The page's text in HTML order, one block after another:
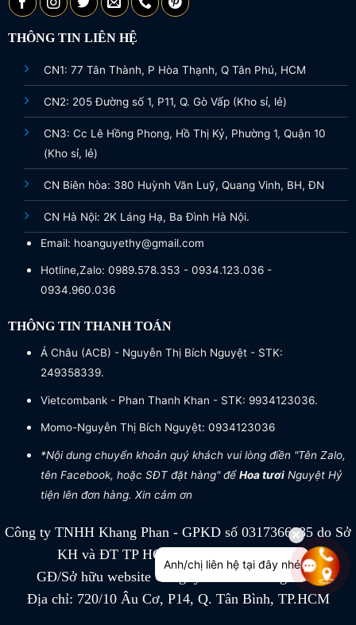
THÔNG TIN LIÊN HỆ
CN1: 77 Tân Thành, P Hòa Thạnh, Q Tân Phú, HCM
CN2: 205 Đường số 1, P11, Q. Gò Vấp (Kho sỉ, lẻ)
CN3: Cc Lê Hồng Phong, Hồ Thị Kỷ, Phường 1, Quận 10
(Kho sỉ, lẻ)
CN Biên hòa: 380 Huỳnh Văn Luỹ, Quang Vinh, BH, ĐN
CN Hà Nội: 2K Láng Hạ, Ba Đình Hà Nội.
Email: hoanguyethy@gmail.com
Hotline,Zalo: 0989.578.353 - 0934.123.036 -
0934.960.036
THÔNG TIN THANH TOÁN
Á Châu (ACB) - Nguyễn Thị Bích Nguyệt - STK:
249358339.
Vietcombank - Phan Thanh Khan - STK: 9934123036.
Momo-Nguyễn Thị Bích Nguyệt: 0934123036
*Nội dung chuyển khoản quý khách vui lòng điền "Tên Zalo,
tên Facebook, hoặc SĐT đặt hàng" đểHoa tươiNguyệt Hỷ
tiện lên đơn hàng. Xin cảm ơn
Công ty TNHH Khang Phan - GPKD số 0317366885 do Sở
KH và ĐT TP HCM cấp ngày 04/07/2022
GĐ/Sở hữu website Công ty TNHH Khang Phan
Địa chỉ: 720/10 Âu Cơ, P14, Q. Tân Bình, TP.HCM
Anh/chị liên hệ tại đây nhé